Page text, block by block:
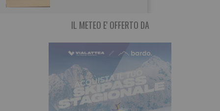
IL METEO E' OFFERTO DA